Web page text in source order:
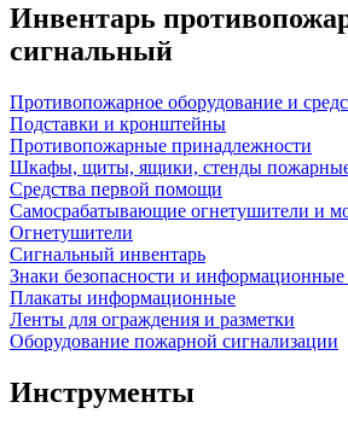
Инвентарь
сигнальный
Противопожарное оборудование и
Подставки и кронштейны
Противопожарные принадлежности
Шкафы, щиты, ящики, стенды
Средства первой помощи
Самосрабатывающие огнетушители и
Огнетушители
Сигнальный инвентарь
Знаки безопасности и информационные
Плакаты информационные
Ленты для ограждения и разметки
Оборудование пожарной сигнализации
Инструменты